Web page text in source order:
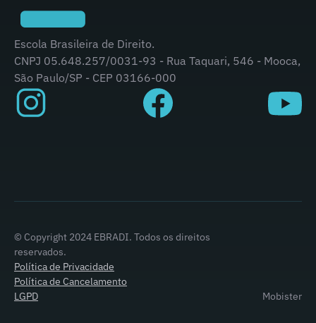
Escola Brasileira de Direito.
CNPJ 05.648.257/0031-93 - Rua Taquari, 546 - Mooca,
São Paulo/SP - CEP 03166-000
© Copyright 2024 EBRADI. Todos os direitos
reservados.
Política de Privacidade
Política de Cancelamento
LGPD
Mobister